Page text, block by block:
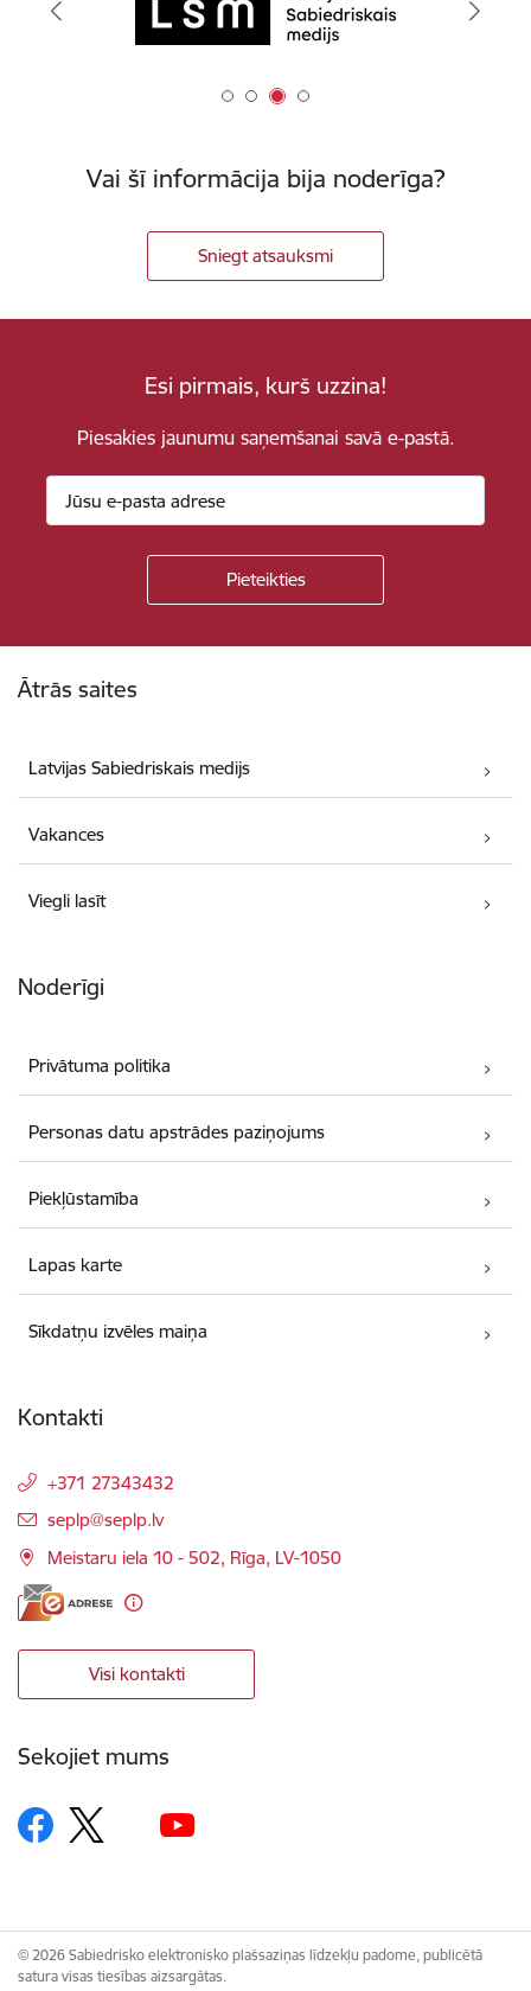
Vai šī informācija bija noderīga?
Sniegt atsauksmi
Esi pirmais, kurš uzzina!
Piesakies jaunumu saņemšanai savā e-pastā.
Ātrās saites
Latvijas Sabiedriskais medijs
Vakances
Viegli lasīt
Noderīgi
Privātuma politika
Personas datu apstrādes paziņojums
Piekļūstamība
Lapas karte
Sīkdatņu izvēles maiņa
Kontakti
+371 27343432
E-pasts:
seplp@seplp.lv
Meistaru iela 10 - 502, Rīga, LV-1050
Visi kontakti
Sekojiet mums
© 2026 Sabiedrisko elektronisko plašsaziņas līdzekļu padome, publicētā
satura visas tiesības aizsargātas.